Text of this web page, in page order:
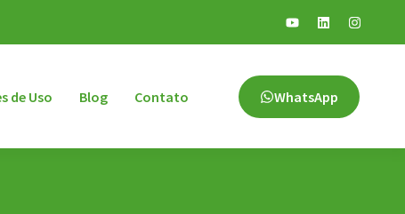
de Uso Blog Contato WhatsApp